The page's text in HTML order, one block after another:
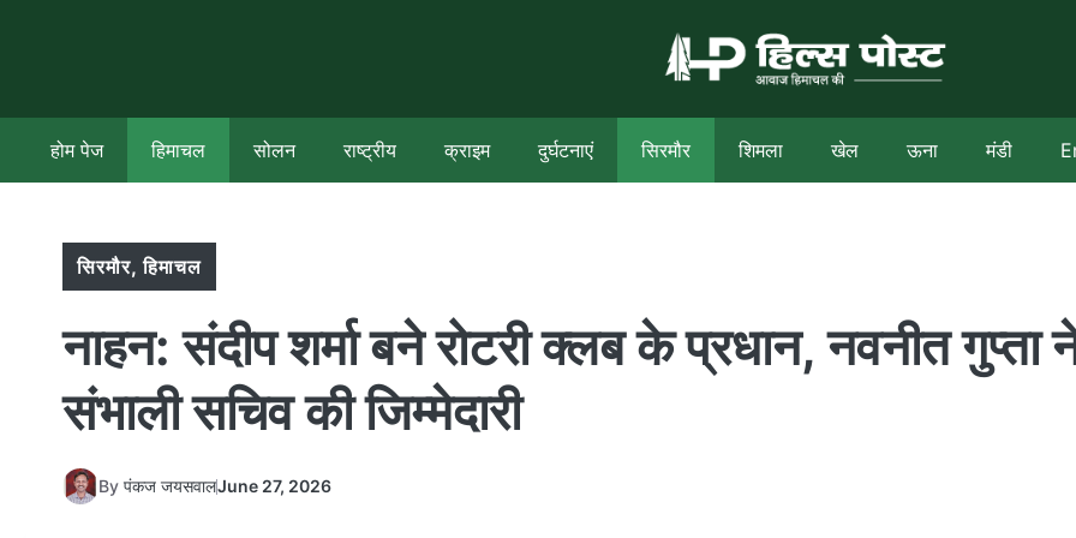
होम पेज हिमाचल सोलन राष्ट्रीय क्राइम दुर्घटनाएं सिरमौर शिमला खेल ऊना मंडी
सिरमौर,हिमाचल
नाहन: संदीप शर्मा बने रोटरी क्लब के प्रधान, नवनीत गुप्ता
संभाली सचिव की जिम्मेदारी
By पंकज जयसवालJune 27, 2026